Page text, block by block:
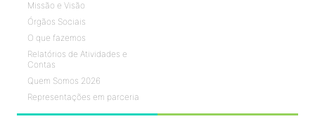
Missão e Visão
Órgãos Sociais
O que fazemos
Relatórios de Atividades e
Contas
Quem Somos 2026
Representações em parceria